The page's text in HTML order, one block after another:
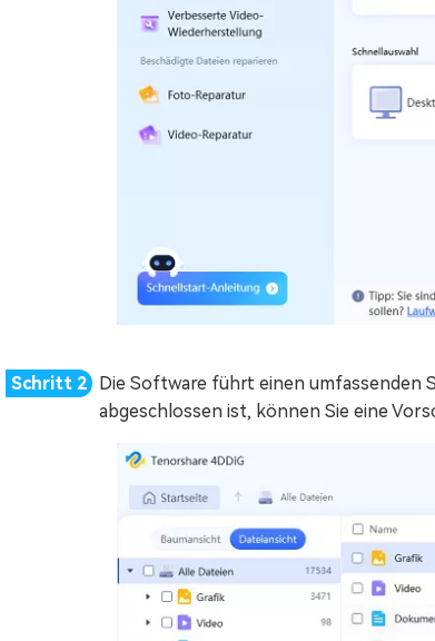
Die Software führt einen umfassenden
abgeschlossen ist, können Sie eine